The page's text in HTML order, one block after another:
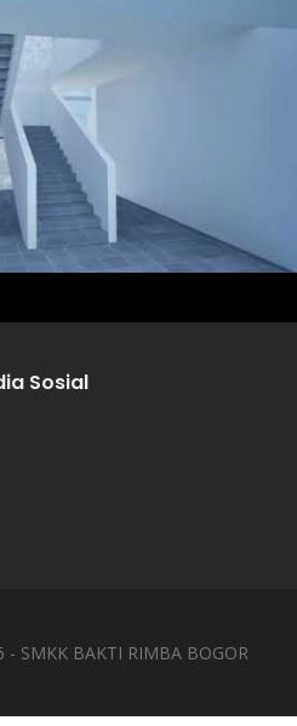
Sosial
SMKK BAKTI RIMBA BOGOR